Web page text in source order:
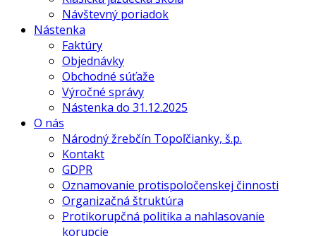
Návštevný poriadok
Nástenka
Faktúry
Objednávky
Obchodné súťaže
Výročné správy
Nástenka do 31.12.2025
O nás
Národný žrebčín Topoľčianky, š.p.
Kontakt
GDPR
Oznamovanie protispoločenskej činnosti
Organizačná štruktúra
Protikorupčná politika a nahlasovanie
korupcie